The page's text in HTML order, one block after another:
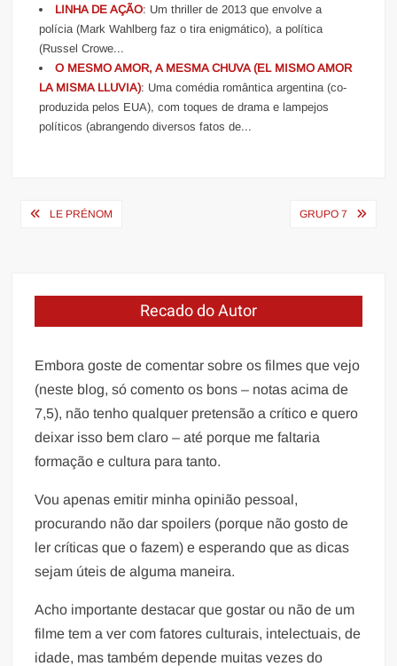
LINHA DE AÇÃO: Um thriller de 2013 que envolve a
polícia (Mark Wahlberg faz o tira enigmático), a política
(Russel Crowe...
O MESMO AMOR, A MESMA CHUVA (EL MISMO AMOR
LA MISMA LLUVIA): Uma comédia romântica argentina (co-
produzida pelos EUA), com toques de drama e lampejos
políticos (abrangendo diversos fatos de...
Navegação
LE PRÉNOM GRUPO 7
Recado do Autor
Embora goste de comentar sobre os filmes que vejo
(neste blog, só comento os bons – notas acima de
7,5), não tenho qualquer pretensão a crítico e quero
deixar isso bem claro – até porque me faltaria
formação e cultura para tanto.
Vou apenas emitir minha opinião pessoal,
procurando não dar spoilers (porque não gosto de
ler críticas que o fazem) e esperando que as dicas
sejam úteis de alguma maneira.
Acho importante destacar que gostar ou não de um
filme tem a ver com fatores culturais, intelectuais, de
idade, mas também depende muitas vezes do